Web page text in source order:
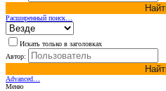
Расширенный поиск…
Искать только в заголовках
Автор:
Advanced…
Меню